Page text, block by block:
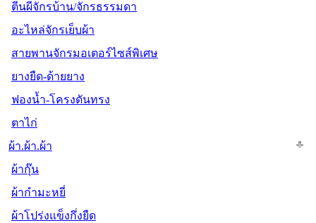
ตีนผีจักรบ้าน/จักรธรรมดา
อะไหล่จักรเย็บผ้า
สายพานจักรมอเตอร์ไซส์พิเศษ
ยางยืด-ด้ายยาง
ฟองน้ำ-โครงดันทรง
ตาไก่
ผ้า.ผ้า.ผ้า
ผ้ากุ๊น
ผ้ากำมะหยี่
ผ้าโปร่งแข็งกึ่งยืด